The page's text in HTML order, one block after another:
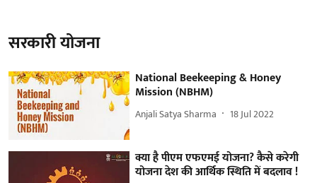
सरकारी योजना
National Beekeeping & Honey
Mission (NBHM)
Anjali Satya Sharma 18 Jul 2022
क्या है पीएम एफएमई योजना? कैसे करेगी
योजना देश की आर्थिक स्थिति में बदलाव !